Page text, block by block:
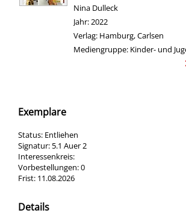
Nina Dulleck
Jahr:2022
Verlag: Hamburg, Carlsen
Mediengruppe: Kinder- und
Exemplare
Status: Entliehen
Signatur: 5.1 Auer 2
Interessenkreis:
Vorbestellungen:0
Frist: 11.08.2026
Details